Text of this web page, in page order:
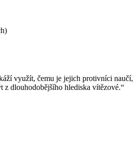
využít, čemu je jejich protivníci naučí,
z dlouhodobějšího hlediska vítězové.